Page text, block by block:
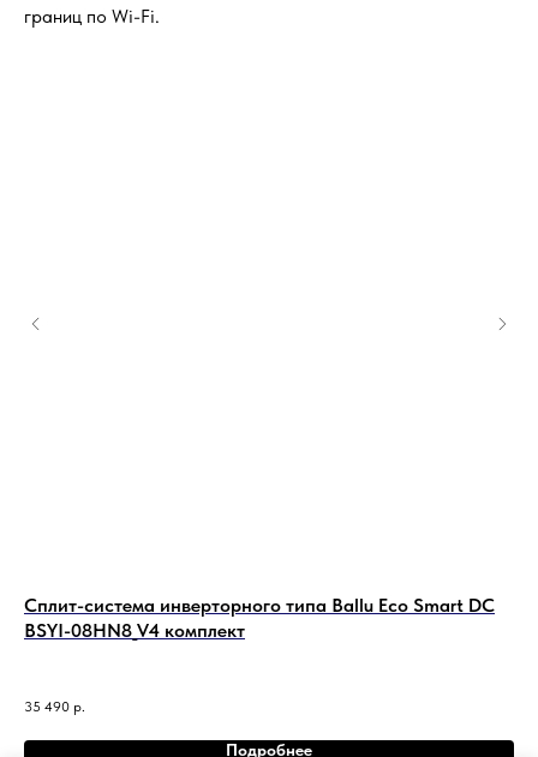
границ по Wi-Fi.
Сплит-система инверторного типа Ballu Eco Smart DC
BSYI-08HN8_V4 комплект
35 490 р.
Подробнее